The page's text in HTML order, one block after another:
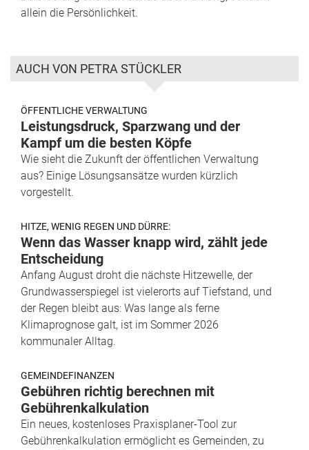
allein die Persönlichkeit.
AUCH VON PETRA STÜCKLER
ÖFFENTLICHE VERWALTUNG
Leistungsdruck, Sparzwang und der
Kampf um die besten Köpfe
Wie sieht die Zukunft der öffentlichen Verwaltung
aus? Einige Lösungsansätze wurden kürzlich
vorgestellt.
HITZE, WENIG REGEN UND DÜRRE:
Wenn das Wasser knapp wird, zählt jede
Entscheidung
Anfang August droht die nächste Hitzewelle, der
Grundwasserspiegel ist vielerorts auf Tiefstand, und
der Regen bleibt aus: Was lange als ferne
Klimaprognose galt, ist im Sommer 2026
kommunaler Alltag.
GEMEINDEFINANZEN
Gebühren richtig berechnen mit
Gebührenkalkulation
Ein neues, kostenloses Praxisplaner-Tool zur
Gebührenkalkulation ermöglicht es Gemeinden, zu